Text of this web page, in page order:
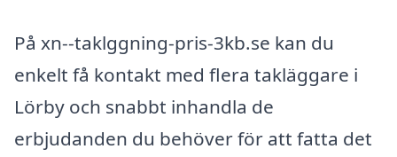
På xn--taklggning-pris-3kb.se kan du
enkelt få kontakt med flera takläggare i
Lörby och snabbt inhandla de
erbjudanden du behöver för att fatta det